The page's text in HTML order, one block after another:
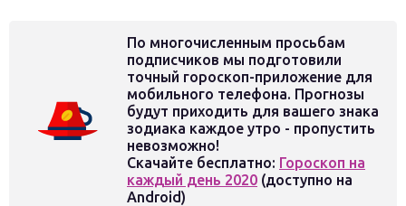
По многочисленным просьбам
подписчиков мы подготовили
точный гороскоп-приложение для
мобильного телефона. Прогнозы
будут приходить для вашего знака
зодиака каждое утро - пропустить
невозможно!
Скачайте бесплатно: Гороскоп на
каждый день 2020 (доступно на
Android)